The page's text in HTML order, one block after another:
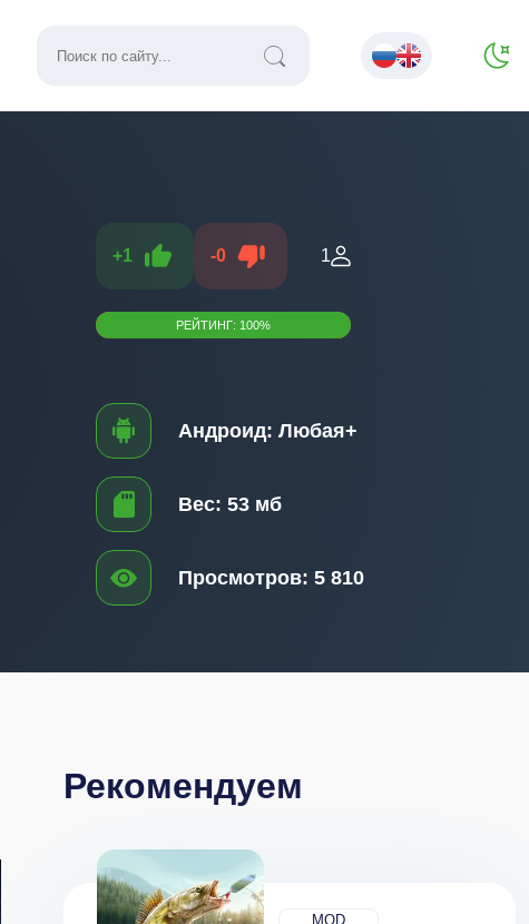
+1 -0 1
РЕЙТИНГ: 100%
Андроид: Любая+
Вес: 53 мб
Просмотров: 5 810
Рекомендуем
MOD